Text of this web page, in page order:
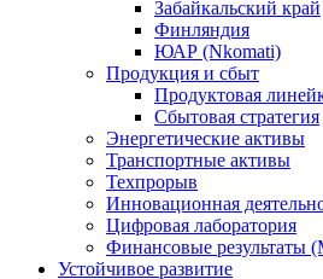
Забайкальский край
Финляндия
ЮАР (Nkomati)
Продукция и сбыт
Продуктовая
Сбытовая стратегия
Энергетические активы
Транспортные активы
Техпрорыв
Инновационная
Цифровая лаборатория
Финансовые результаты
Устойчивое развитие